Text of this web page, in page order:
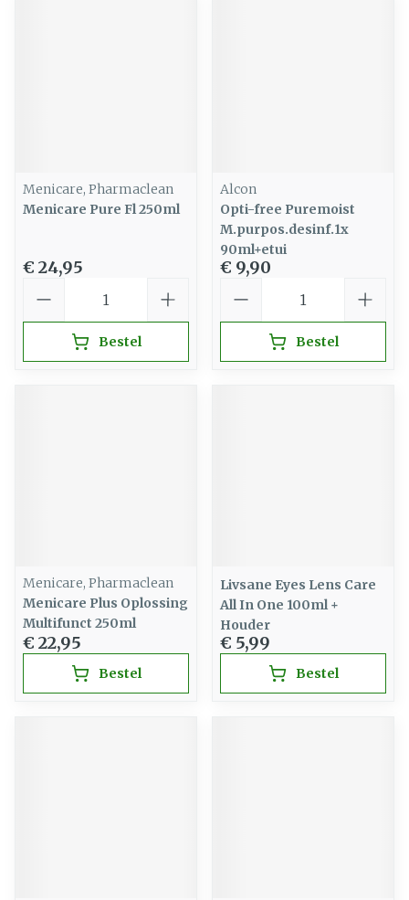
Menicare, Pharmaclean
Menicare Pure Fl 250ml
€ 24,95
Bestel
Alcon
Opti-free Puremoist
M.purpos.desinf.1x
90ml+etui
€ 9,90
Bestel
Menicare, Pharmaclean
Menicare Plus Oplossing
Multifunct 250ml
€ 22,95
Bestel
Livsane Eyes Lens Care
All In One 100ml +
Houder
€ 5,99
Bestel